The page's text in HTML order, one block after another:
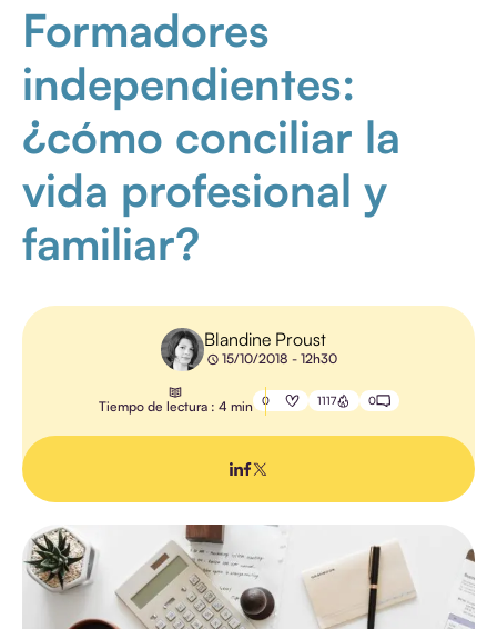
GESTIÓN DE
FORMACIÓN
COMUNICACIÓN
PEDAGOGÍA
GESTIÓN
ELECTRÓNICA
DOCUMENTOS
TODOS
LAS
NOTICIAS
Formadores
independientes:
¿cómo conciliar la
vida profesional y
familiar?
Blandine Proust
15/10/2018 - 12h30
Tiempo de lectura : 4 min 0 1117 0